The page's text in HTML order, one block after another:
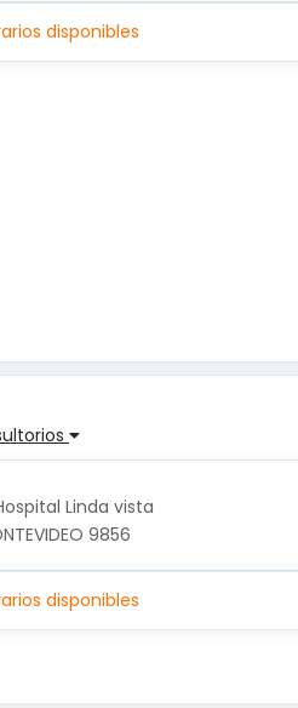
disponibles
Linda vista
9856
disponibles